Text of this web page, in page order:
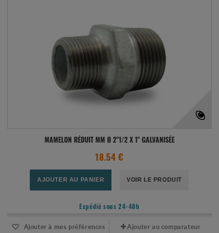
MAMELON RÉDUIT MM Ø 2"1/2 X 1" GALVANISÉE
18.54 €
AJOUTER AU PANIER VOIR LE PRODUIT
Expédié sous 24-48h
Ajouter à mes préférences Ajouter au comparateur